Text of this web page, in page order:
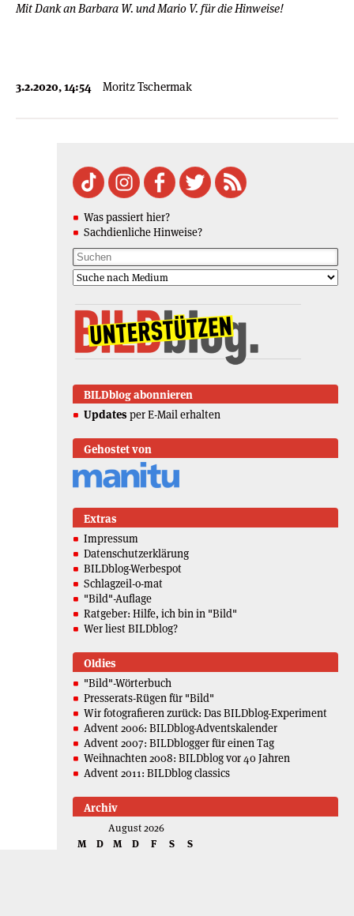
Mit Dank an Barbara W. und Mario V. für die Hinweise!
3.2.2020, 14:54 Moritz Tschermak
Was passiert hier?
Sachdienliche Hinweise?
BILDblog abonnieren
Updates per E-Mail erhalten
Gehostet von
Extras
Impressum
Datenschutzerklärung
BILDblog-Werbespot
Schlagzeil-o-mat
"Bild"-Auflage
Ratgeber: Hilfe, ich bin in "Bild"
Wer liest BILDblog?
Oldies
"Bild"-Wörterbuch
Presserats-Rügen für "Bild"
Wir fotografieren zurück: Das BILDblog-Experiment
Advent 2006: BILDblog-Adventskalender
Advent 2007: BILDblogger für einen Tag
Weihnachten 2008: BILDblog vor 40 Jahren
Advent 2011: BILDblog classics
Archiv
August 2026
M
D M D F S
S